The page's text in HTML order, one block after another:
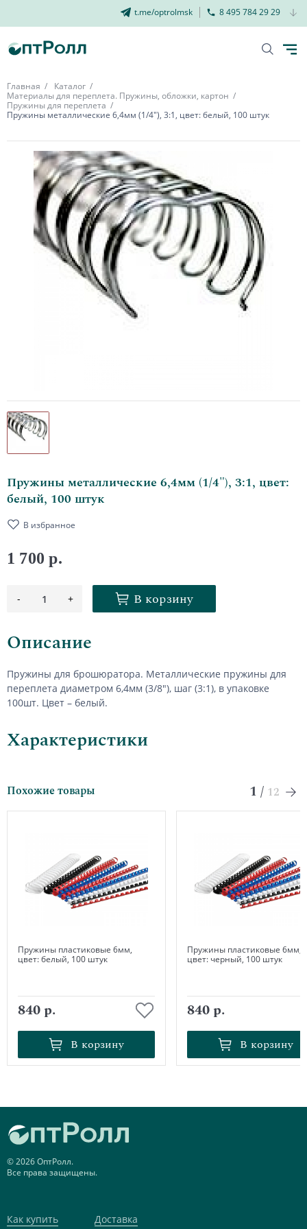
t.me/optrolmsk 8 495 784 29 29
Главная
Каталог
Материалы для переплета. Пружины, обложки, картон
Пружины для переплета
Пружины металлические 6,4мм (1/4"), 3:1, цвет: белый, 100 штук
Пружины металлические 6,4мм (1/4"), 3:1, цвет:
белый, 100 штук
В избранное
1 700 р.
- 1 + В корзину
Описание
Пружины для брошюратора. Металлические пружины для
переплета диаметром 6,4мм (3/8"), шаг (3:1), в упаковке
100шт. Цвет – белый.
Характеристики
Похожие товары 1 / 12
Пружины пластиковые 6мм,
цвет: белый, 100 штук
840 р.
В корзину
В корзину
Пружины пластиковые 6мм,
цвет: черный, 100 штук
840 р.
В корзину
В корзину
© 2026 ОптРолл.
Все права защищены.
Как купить Доставка